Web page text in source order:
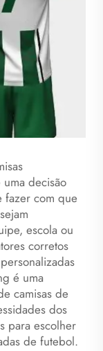
decisão
fazer com que
escola ou
corretos
é uma
camisas de
dos
para escolher
de futebol.